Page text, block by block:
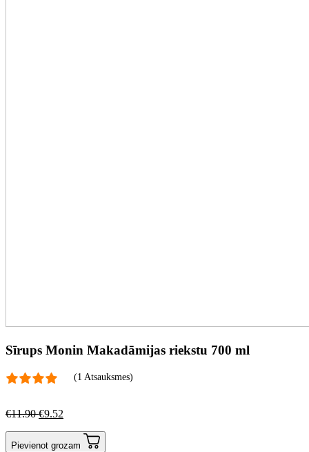
Sīrups Monin Makadāmijas riekstu 700 ml
(1 Atsauksmes)
€11.90 €9.52
Pievienot grozam